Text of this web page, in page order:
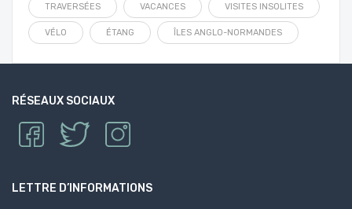
TRAVERSÉES VACANCES VISITES INSOLITES
VÉLO ÉTANG ÎLES ANGLO-NORMANDES
RÉSEAUX SOCIAUX
LETTRE D’INFORMATIONS